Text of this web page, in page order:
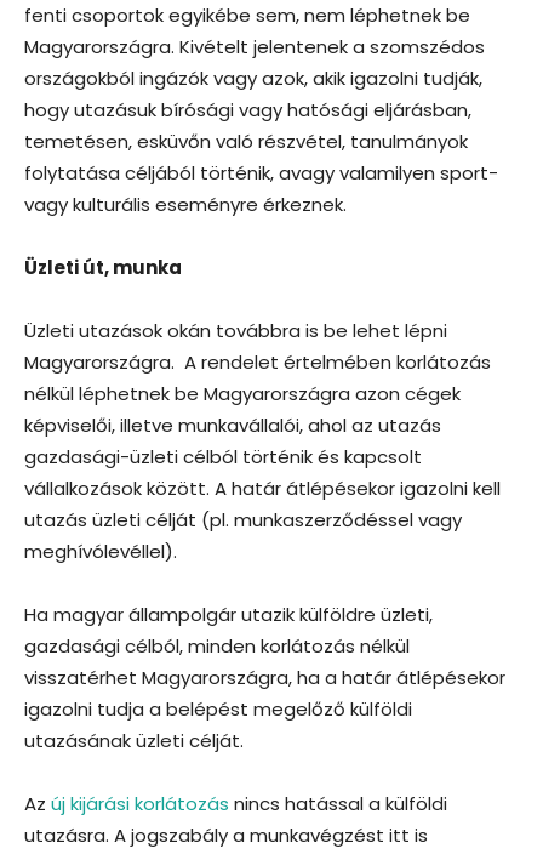
fenti csoportok egyikébe sem, nem léphetnek be
Magyarországra. Kivételt jelentenek a szomszédos
országokból ingázók vagy azok, akik igazolni tudják,
hogy utazásuk bírósági vagy hatósági eljárásban,
temetésen, esküvőn való részvétel, tanulmányok
folytatása céljából történik, avagy valamilyen sport-
vagy kulturális eseményre érkeznek.
Üzleti út, munka
Üzleti utazások okán továbbra is be lehet lépni
Magyarországra. A rendelet értelmében korlátozás
nélkül léphetnek be Magyarországra azon cégek
képviselői, illetve munkavállalói, ahol az utazás
gazdasági-üzleti célból történik és kapcsolt
vállalkozások között. A határ átlépésekor igazolni kell
utazás üzleti célját (pl. munkaszerződéssel vagy
meghívólevéllel).
Ha magyar állampolgár utazik külföldre üzleti,
gazdasági célból, minden korlátozás nélkül
visszatérhet Magyarországra, ha a határ átlépésekor
igazolni tudja a belépést megelőző külföldi
utazásának üzleti célját.
Az új kijárási korlátozás nincs hatással a külföldi
utazásra. A jogszabály a munkavégzést itt is